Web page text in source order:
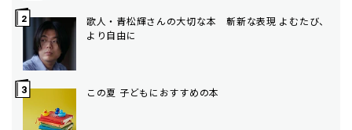
歌人・青松輝さんの大切な本 斬新な表現 よむたび、
より自由に
この夏 子どもにおすすめの本